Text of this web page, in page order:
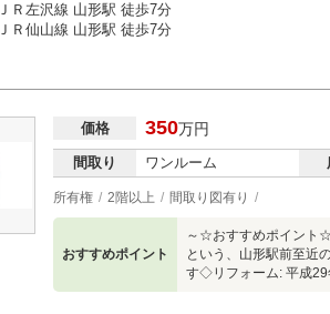
ＪＲ左沢線 山形駅 徒歩7分
ＪＲ仙山線 山形駅 徒歩7分
価格 350万円
間取り ワンルーム
所有権 2階以上 間取り図有り
おすすめポイント
～☆おすすめポイント
という、山形駅前至近
す◇リフォーム: 平成29